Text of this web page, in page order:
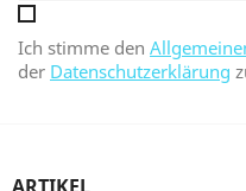
Ich stimme den
der Datenschutzerklärung